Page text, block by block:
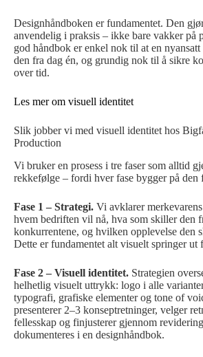
Designhåndboken er fundamentet. Den
anvendelig i praksis – ikke bare vakker på
god håndbok er enkel nok til at en
den fra dag én, og grundig nok til å sikre
over tid.
Les mer om visuell identitet
Slik jobber vi med visuell identitet hos
Production
Vi bruker en prosess i tre faser som alltid
rekkefølge – fordi hver fase bygger på den
Fase 1 – Strategi. Vi avklarer
hvem bedriften vil nå, hva som skiller den
konkurrentene, og hvilken opplevelse den
Dette er fundamentet alt visuelt springer ut
Fase 2 – Visuell identitet. Strategien
helhetlig visuelt uttrykk: logo i alle
typografi, grafiske elementer og tone of
presenterer 2–3 konseptretninger, velger
fellesskap og finjusterer gjennom
dokumenteres i en designhåndbok.